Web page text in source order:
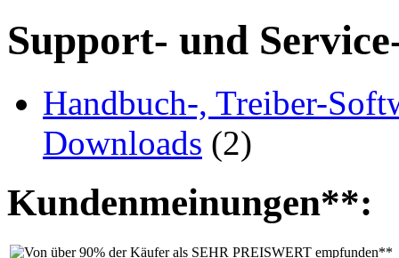
Support- und
Handbuch-, Treiber-
Downloads (2)
Kundenmeinungen**: